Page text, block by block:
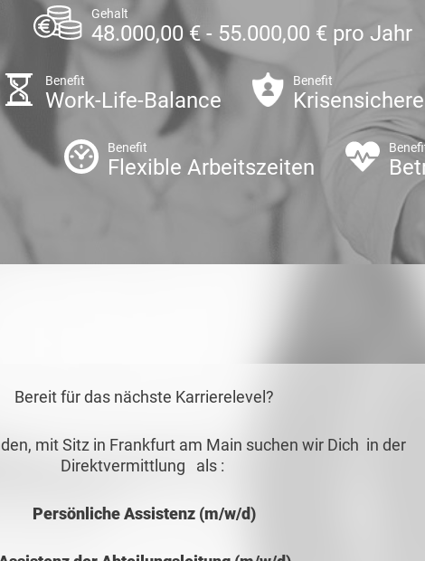
Gehalt
48.000,00 € - 55.000,00 € pro Jahr
Benefit
Work-Life-Balance
Benefit
Benefit
Flexible Arbeitszeiten
Bereit für das nächste Karrierelevel?
mit Sitz in Frankfurt am Main suchen wir Dich in der
Direktvermittlung als :
Persönliche Assistenz (m/w/d)